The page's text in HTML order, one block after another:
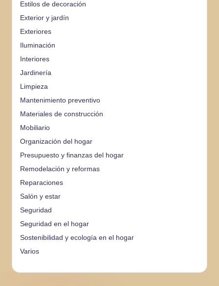
Estilos de decoración
Exterior y jardín
Exteriores
Iluminación
Interiores
Jardinería
Limpieza
Mantenimiento preventivo
Materiales de construcción
Mobiliario
Organización del hogar
Presupuesto y finanzas del hogar
Remodelación y reformas
Reparaciones
Salón y estar
Seguridad
Seguridad en el hogar
Sostenibilidad y ecología en el hogar
Varios